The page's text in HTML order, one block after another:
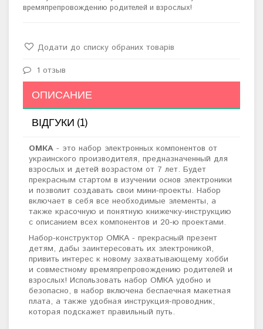
времяпрепровождению родителей и взрослых!
Додати до списку обраних товарів
1 отзыв
ОПИСАНИЕ
ВІДГУКИ (1)
ОМКА - это набор электронных компонентов от
украинского производителя, предназначенный для
взрослых и детей возрастом от 7 лет. Будет
прекрасным стартом в изучении основ электроники
и позволит создавать свои мини-проекты. Набор
включает в себя все необходимые элементы, а
также красочную и понятную книжечку-инструкцию
с описанием всех компонентов и 20-ю проектами.
Набор-конструктор ОМКА - прекрасный презент
детям, дабы заинтересовать их электроникой,
привить интерес к новому захватывающему хобби
и совместному времяпрепровождению родителей и
взрослых! Использовать набор ОМКА удобно и
безопасно, в набор включена беспаечная макетная
плата, а также удобная инструкция-проводник,
которая подскажет правильный путь.